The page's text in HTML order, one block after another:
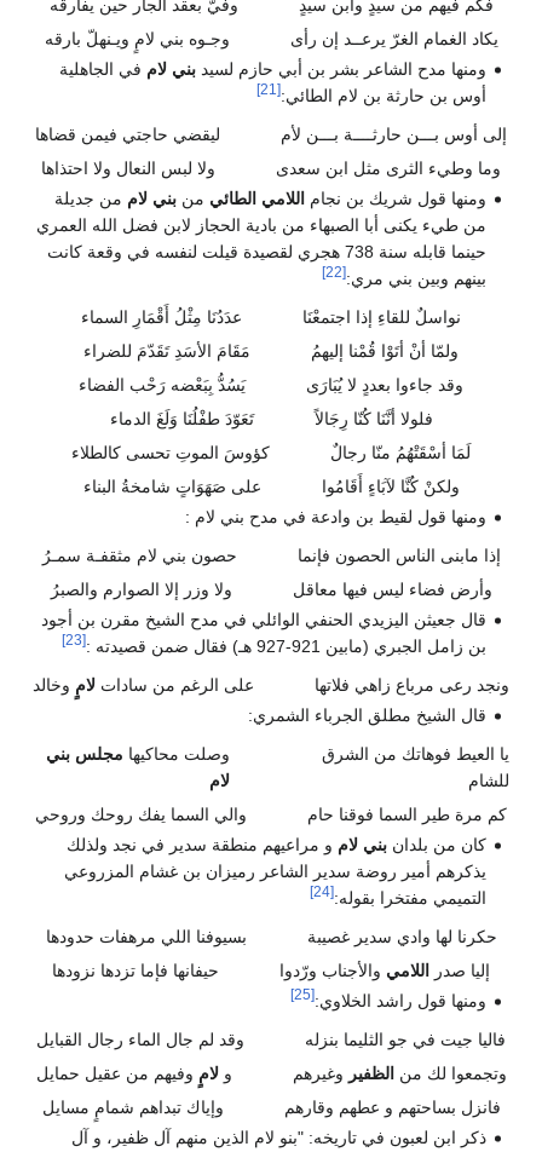
فكم فيهم من سيدٍ وابن سيدٍ
وفيّ بعقد الجار حين يفارقه
يكاد الغمام الغرّ يرعــد إن رأى
وجـوه بني لامٍ ويـنهلّ بارقه
ومنها مدح الشاعر بشر بن أبي حازم لسيدبني لام في الجاهلية
أوس بن حارثة بن لام الطائي:[21]
إلى أوس بـــن حارثــــة بـــن لأم
ليقضي حاجتي فيمن قضاها
وما وطيء الثرى مثل ابن سعدى
ولا لبس النعال ولا احتذاها
ومنها قول شريك بن نجام اللامي الطائي منبني لام من جديلة
من طيء يكنى أبا الصبهاء من بادية الحجاز لابن فضل الله العمري
حينما قابله سنة 738 هجري لقصيدة قيلت لنفسه في وقعة كانت
بينهم وبين بني مري:[22]
نواسلٌ للقاءِ إذا اجتمعْنَا
عدَدُنَا مِثْلُ أَقْمَارِ السماء
ولمّا أنْ أتَوْا قُمْنا إليهمُ
مَقَامَ الأسَدِ تَقَدّمَ للضراء
وقد جاءوا بعددٍ لا يُبَارَى
يَسُدُّ بِبَعْضه رَحْب الفضاء
فلولا أنَّنَا كُنّا رِجَالاً
تَعَوّدَ طفْلُنَا وَلَغَ الدماء
لَمَا أسْقَتْهُمُ منّا رجالٌ
كؤوسَ الموتِ تحسى كالطلاء
ولكنْ كُنَّا لآبَاءٍ أَقَامُوا
على صَهَوَاتٍ شامخةُ البناء
ومنها قول لقيط بن وادعة في مدح بني لام :
إذا مابنى الناس الحصون فإنما
حصون بني لام مثقفـة سمـرُ
وأرض فضاء ليس فيها معاقل
ولا وزر إلا الصوارم والصبرُ
قال جعيثن اليزيدي الحنفي الوائلي في مدح الشيخ مقرن بن أجود
بن زامل الجبري (مابين 921-927 هـ) فقال ضمن قصيدته :
[23]
ونجد رعى مرباع زاهي فلاتها على الرغم من سادات لامٍ وخالد
قال الشيخ مطلق الجرباء الشمري:
يا العيط فوهاتك من الشرق
للشام
وصلت محاكيها مجلس بني
لام
كم مرة طير السما فوقنا حام
والي السما يفك روحك وروحي
كان من بلدانبني لام و مراعيهم منطقة سدير في نجد ولذلك
يذكرهم أمير روضة سدير الشاعر رميزان بن غشام المزروعي
التميمي مفتخرا بقوله:[24]
حكرنا لها وادي سدير غصيبة
بسيوفنا اللي مرهفات حدودها
إليا صدر
اللامي والأجناب ورّدوا
حيفانها فإما تزدها نزودها
ومنها قول راشد الخلاوي:[25]
فاليا جيت في جو الثليما بنزله
وقد لم جال الماء رجال القبايل
وتجمعوا لك من الظفير وغيرهم ولامٍ وفيهم من عقيل حمايل
فانزل بساحتهم و عطهم وقارهم
وإياك تبداهم شمامٍ مسايل
ذكر ابن لعبون في تاريخه: "بنو لام الذين منهم آل ظفير، و آل